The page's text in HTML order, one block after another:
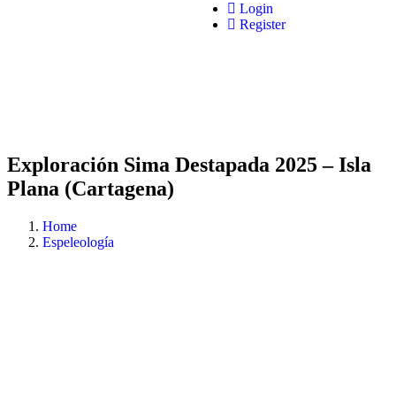
Login
Register
Exploración Sima Destapada 2025 – Isla
Plana (Cartagena)
Home
Espeleología